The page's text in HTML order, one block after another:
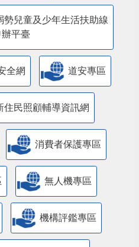
勢兒童及少年生活扶助線
辦平臺
全網 道安專區
住民照顧輔導資訊網
消費者保護專區
無人機專區
機構評鑑專區